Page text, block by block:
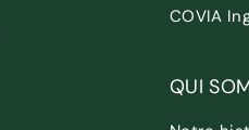
COVIA
QUI